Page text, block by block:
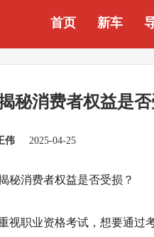
首页 新车
秘消费者权益是
伟 2025-04-25
消费者权益是否受损？
职业资格考试，想要通过